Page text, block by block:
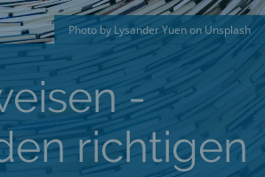
Photo by Lysander Yuen on Unsplash
-
richtigen